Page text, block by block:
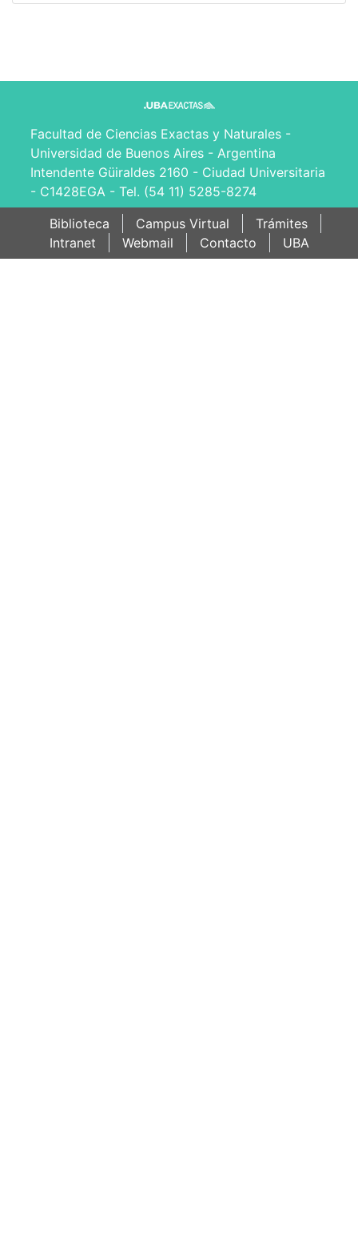
Facultad de Ciencias Exactas y Naturales -
Universidad de Buenos Aires - Argentina
Intendente Güiraldes 2160 - Ciudad Universitaria
- C1428EGA - Tel. (54 11) 5285-8274
Biblioteca
Campus Virtual
Trámites
Intranet
Webmail Contacto UBA